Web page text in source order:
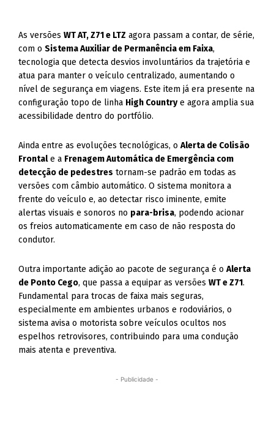
As versõesWT AT, Z71 e LTZ agora passam a contar, de série,
com oSistema Auxiliar de Permanência em Faixa,
tecnologia que detecta desvios involuntários da trajetória e
atua para manter o veículo centralizado, aumentando o
nível de segurança em viagens. Este item já era presente na
configuração topo de linha High Countrye agora amplia sua
acessibilidade dentro do portfólio.
Ainda entre as evoluções tecnológicas, oAlerta de Colisão
Frontale a Frenagem Automática de Emergência com
detecção de pedestres tornam-se padrão em todas as
versões com câmbio automático. O sistema monitora a
frente do veículo e, ao detectar risco iminente, emite
alertas visuais e sonoros no para-brisa, podendo acionar
os freios automaticamente em caso de não resposta do
condutor.
Outra importante adição ao pacote de segurança é oAlerta
de Ponto Cego, que passa a equipar as versõesWT e Z71.
Fundamental para trocas de faixa mais seguras,
especialmente em ambientes urbanos e rodoviários, o
sistema avisa o motorista sobre veículos ocultos nos
espelhos retrovisores, contribuindo para uma condução
mais atenta e preventiva.
- Publicidade -